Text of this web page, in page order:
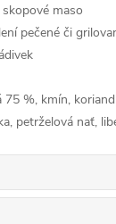
maso
pečené či
75 %, kmín,
petrželová nať,